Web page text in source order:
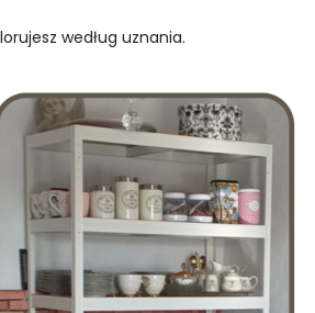
według uznania.